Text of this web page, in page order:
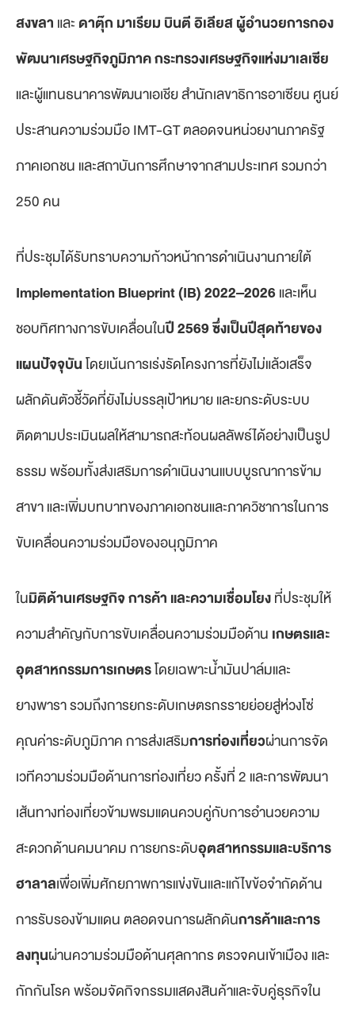
สงขลา และ ดาตุ๊ก มาเรียม บินตี อิเลียส ผู้อำนวยการกอง
พัฒนาเศรษฐกิจภูมิภาค กระทรวงเศรษฐกิจแห่งมาเลเซีย
และผู้แทนธนาคารพัฒนาเอเชีย สำนักเลขาธิการอาเซียน ศูนย์
ประสานความร่วมมือ IMT-GT ตลอดจนหน่วยงานภาครัฐ
ภาคเอกชน และสถาบันการศึกษาจากสามประเทศ รวมกว่า
250 คน
ที่ประชุมได้รับทราบความก้าวหน้าการดำเนินงานภายใต้
Implementation Blueprint(IB)2022–2026และเห็น
ชอบทิศทางการขับเคลื่อนในปี2569 ซึ่งเป็นปีสุดท้ายของ
แผนปัจจุบันโดยเน้นการเร่งรัดโครงการที่ยังไม่แล้วเสร็จ
ผลักดันตัวชี้วัดที่ยังไม่บรรลุเป้าหมาย และยกระดับระบบ
ติดตามประเมินผลให้สามารถสะท้อนผลลัพธ์ได้อย่างเป็นรูป
ธรรม พร้อมทั้งส่งเสริมการดำเนินงานแบบบูรณาการข้าม
สาขา และเพิ่มบทบาทของภาคเอกชนและภาควิชาการในการ
ขับเคลื่อนความร่วมมือของอนุภูมิภาค
ในมิติด้านเศรษฐกิจ การค้า และความเชื่อมโยงที่ประชุมให้
ความสำคัญกับการขับเคลื่อนความร่วมมือด้าน เกษตรและ
อุตสาหกรรมการเกษตรโดยเฉพาะน้ำมันปาล์มและ
ยางพารา รวมถึงการยกระดับเกษตรกรรายย่อยสู่ห่วงโซ่
คุณค่าระดับภูมิภาค การส่งเสริมการท่องเที่ยวผ่านการจัด
เวทีความร่วมมือด้านการท่องเที่ยว ครั้งที่ 2 และการพัฒนา
เส้นทางท่องเที่ยวข้ามพรมแดนควบคู่กับการอำนวยความ
สะดวกด้านคมนาคม การยกระดับอุตสาหกรรมและบริการ
ฮาลาลเพื่อเพิ่มศักยภาพการแข่งขันและแก้ไขข้อจำกัดด้าน
การรับรองข้ามแดน ตลอดจนการผลักดันการค้าและการ
ลงทุนผ่านความร่วมมือด้านศุลกากร ตรวจคนเข้าเมือง และ
กักกันโรค พร้อมจัดกิจกรรมแสดงสินค้าและจับคู่ธุรกิจใน